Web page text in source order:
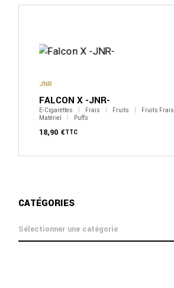
JNR
FALCON X -JNR-
E-Cigarettes Frais Fruits Fruits Frais
Matériel
Puffs
18,90 €TTC
CATÉGORIES